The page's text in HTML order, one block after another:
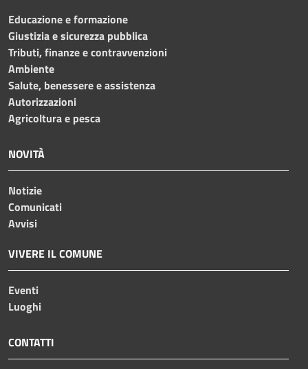
Educazione e formazione
Giustizia e sicurezza pubblica
Tributi, finanze e contravvenzioni
Ambiente
Salute, benessere e assistenza
Autorizzazioni
Agricoltura e pesca
NOVITÀ
Notizie
Comunicati
Avvisi
VIVERE IL COMUNE
Eventi
Luoghi
CONTATTI